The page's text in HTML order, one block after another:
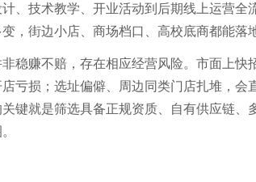
、技术教学、开业活动到后期线上运营
，街边小店、商场档口、高校底商都能落
稳赚不赔，存在相应经营风险。市面上
亏损；选址偏僻、周边同类门店扎堆，
键就是筛选具备正规资质、自有供应链